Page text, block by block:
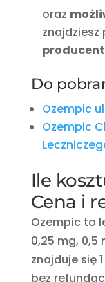
oraz
znajdziesz
Do
Ozempic
Ozempic
Ile
Cena i
Ozempic to
0,25 mg, 0,5
znajduje się
bez